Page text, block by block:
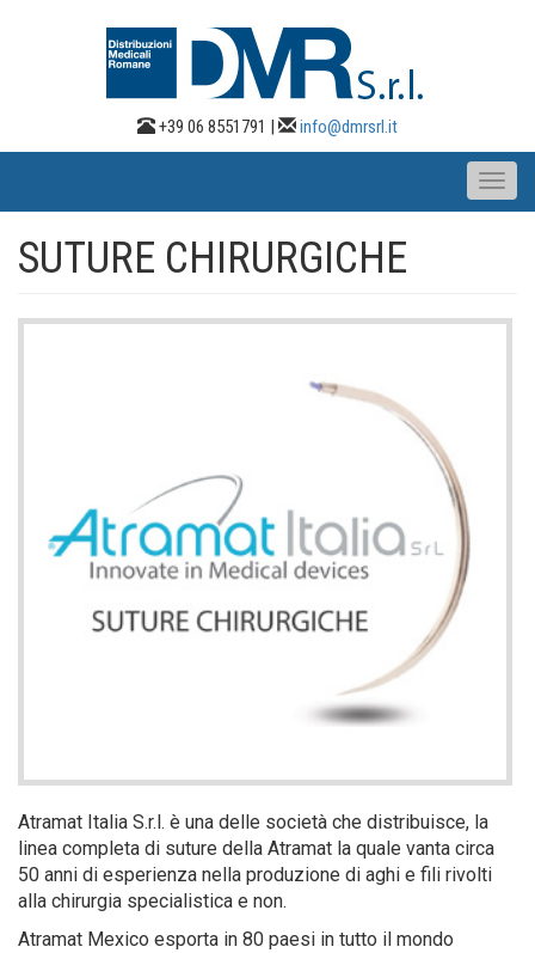
+39 06 8551791 | info@dmrsrl.it
Toggle
SUTURE CHIRURGICHE
Atramat Italia S.r.l. è una delle società che distribuisce, la
linea completa di suture della Atramat la quale vanta circa
50 anni di esperienza nella produzione di aghi e fili rivolti
alla chirurgia specialistica e non.
Atramat Mexico esporta in 80 paesi in tutto il mondo